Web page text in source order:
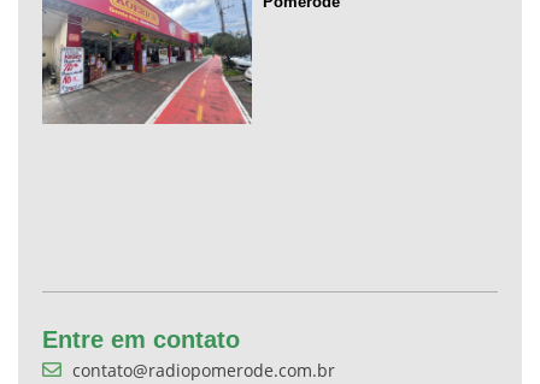
Entre em contato
contato@radiopomerode.com.br